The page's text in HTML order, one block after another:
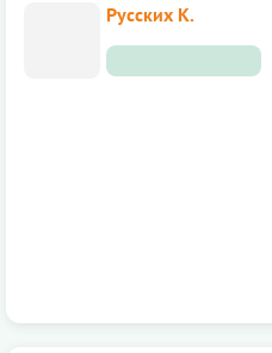
Русских К.